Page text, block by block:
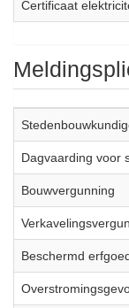
Certificaat
Dagvaarding voor
Bouwvergunning
Beschermd